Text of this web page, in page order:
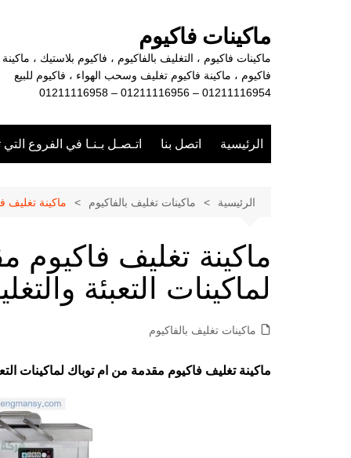
ماكينات فاكيوم
ماكينات فاكيوم ، التغليف بالفاكيوم ، فاكيوم بلاستيك ، ماكينة
فاكيوم ، ماكينة فاكيوم تغليف وسحب الهواء ، فاكيوم للبيع
01211116954 – 01211116956 – 01211116958
الرئيسية اتصل بنا اتـصـل بـنـا في الفروع
الرئيسية ماكينات تغليف بالفاكيوم ماكينة تغليف
ماكينة تغليف فاكيوم
لماكينات التعبئة
ماكينات تغليف بالفاكيوم
ماكينة تغليف فاكيوم مقدمة من ام توباك لماكينات التعبئة